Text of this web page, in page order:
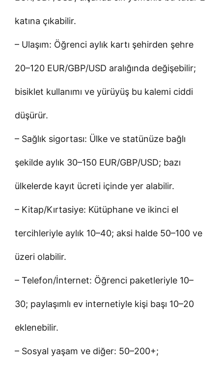
katına çıkabilir.
– Ulaşım: Öğrenci aylık kartı şehirden şehre
20–120 EUR/GBP/USD aralığında değişebilir;
bisiklet kullanımı ve yürüyüş bu kalemi ciddi
düşürür.
– Sağlık sigortası: Ülke ve statünüze bağlı
şekilde aylık 30–150 EUR/GBP/USD; bazı
ülkelerde kayıt ücreti içinde yer alabilir.
– Kitap/Kırtasiye: Kütüphane ve ikinci el
tercihleriyle aylık 10–40; aksi halde 50–100 ve
üzeri olabilir.
– Telefon/İnternet: Öğrenci paketleriyle 10–
30; paylaşımlı ev internetiyle kişi başı 10–20
eklenebilir.
– Sosyal yaşam ve diğer: 50–200+;